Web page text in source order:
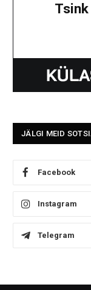
JÄLGI MEID
Facebook
Instagram
Telegram